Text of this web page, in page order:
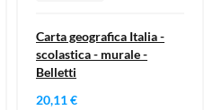
Carta geografica Italia -
scolastica - murale -
Belletti
20,11 €